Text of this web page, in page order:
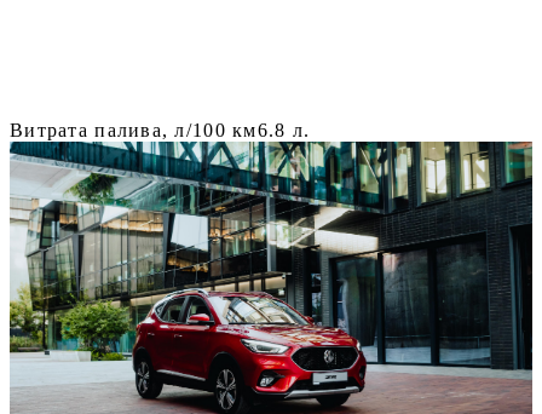
Витрата палива, л/100 км6.8 л.